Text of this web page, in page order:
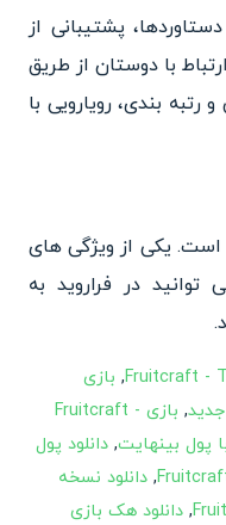
پشتیبانی از
با دوستان از طریق
بندی، رویارویی با
یکی از ویژگی های
در فراروید به
, بازی
,
بازی Fruitcraft -
, دانلود پول
, دانلود نسخه
, دانلود هک بازی